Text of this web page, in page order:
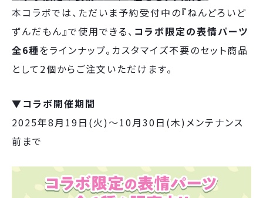
本コラボでは、ただいま予約受付中の『ねんどろいど
ずんだもん』で使用できる、 コラボ限定の表情パーツ
全6種をラインナップ。カスタマイズ不要のセット商品
として2個からご注文いただけます。
▼コラボ開催期間
2025年8月19日(火)～10月30日(木)メンテナンス
前まで